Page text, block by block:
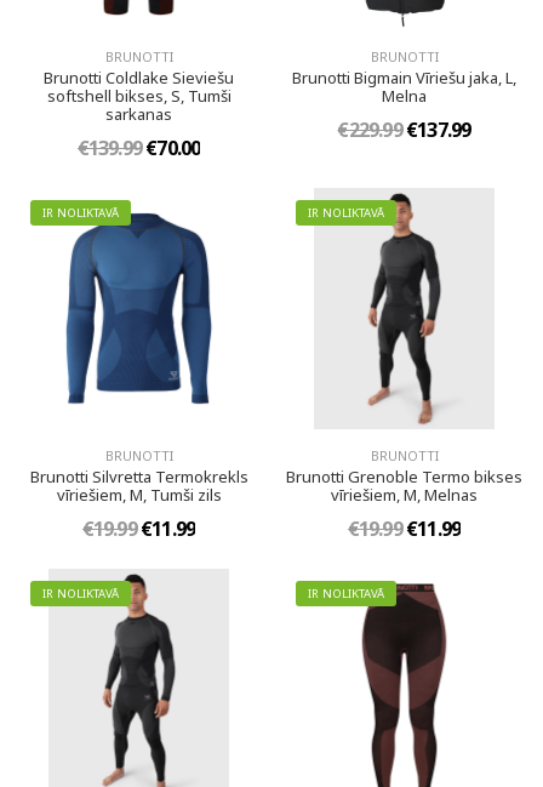
BRUNOTTI
Brunotti Coldlake Sieviešu
softshell bikses, S, Tumši
sarkanas
€139.99€70.00
BRUNOTTI
Brunotti Bigmain Vīriešu jaka, L,
Melna
€229.99€137.99
IR NOLIKTAVĀ
BRUNOTTI
Brunotti Silvretta Termokrekls
vīriešiem, M, Tumši zils
€19.99€11.99
IR NOLIKTAVĀ
BRUNOTTI
Brunotti Grenoble Termo bikses
vīriešiem, M, Melnas
€19.99€11.99
IR NOLIKTAVĀ IR NOLIKTAVĀ